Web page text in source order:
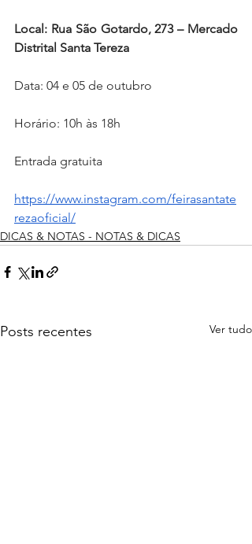
Local: Rua São Gotardo, 273 – Mercado
Distrital Santa Tereza
Data: 04 e 05 de outubro
Horário: 10h às 18h
Entrada gratuita
https://www.instagram.com/feirasantate
rezaoficial/
DICAS & NOTAS - NOTAS & DICAS
Posts recentes Ver tudo